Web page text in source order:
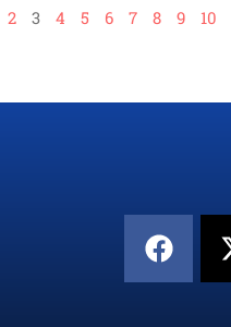
2 3 4 5 6 7 8 9 10